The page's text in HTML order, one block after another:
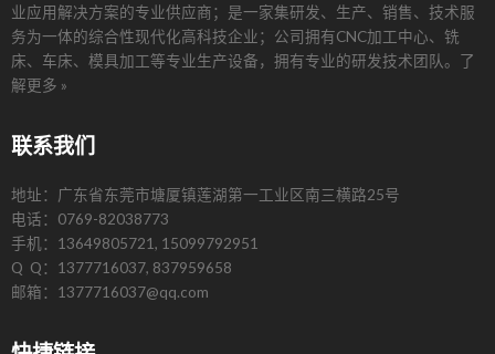
业应用解决方案的专业供应商；是一家集研发、生产、销售、技术服
务为一体的综合性现代化高科技企业；公司拥有CNC加工中心、铣
床、车床、模具加工等专业生产设备，拥有专业的研发技术团队。 了
解更多 »
联系我们
地址：广东省东莞市塘厦镇莲湖第一工业区南三横路25号
电话：0769-82038773
手机：13649805721, 15099792951
Q Q：1377716037, 837959658
邮箱：1377716037@qq.com